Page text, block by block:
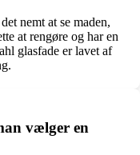
nemt at se maden,
at rengøre og har en
glasfade er lavet af
vælger en